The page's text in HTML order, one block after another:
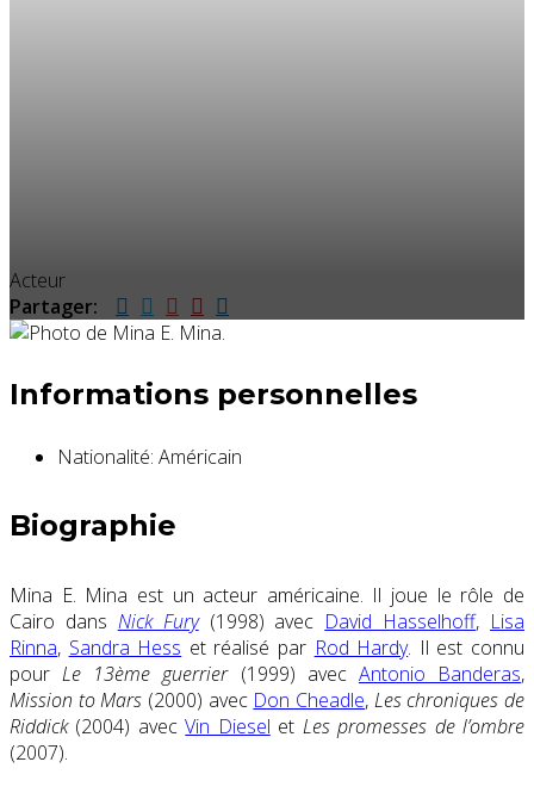
Acteur
Partager:
Informations personnelles
Nationalité: Américain
Biographie
Mina E. Mina est un acteur américaine. Il joue le rôle de
Cairo dans Nick Fury(1998) avec David Hasselhoff, Lisa
Rinna, Sandra Hess et réalisé par Rod Hardy. Il est connu
pourLe 13ème guerrier(1999) avec Antonio Banderas,
Mission to Mars (2000) avec Don Cheadle, Les chroniques de
Riddick(2004) avecVin Diesel et Les promesses de l’ombre
(2007).